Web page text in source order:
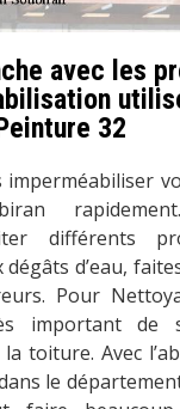
avec les
32
imperméabiliser
différents
d’eau,
Pour
important de
la toiture. Avec
le département